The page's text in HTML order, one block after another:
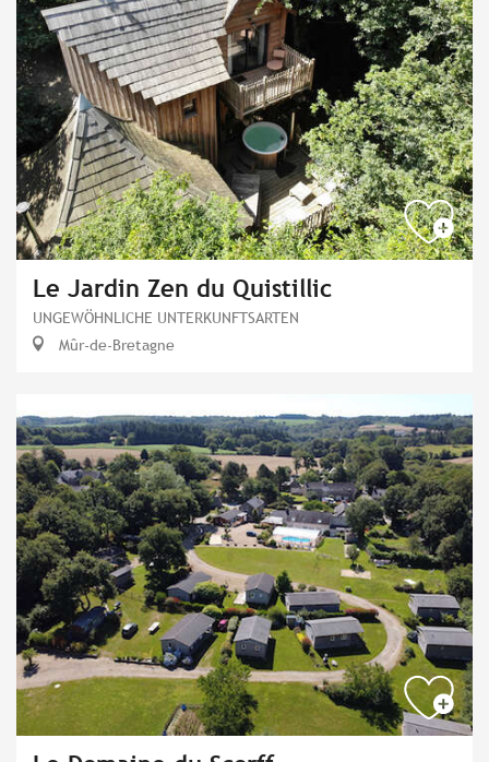
Le Jardin Zen du Quistillic
UNGEWÖHNLICHE UNTERKUNFTSARTEN
Mûr-de-Bretagne